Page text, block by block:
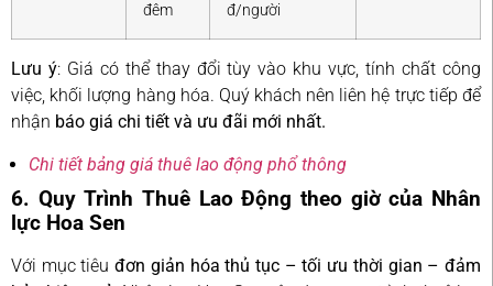
đêm
đ/người
Lưu ý: Giá có thể thay đổi tùy vào khu vực, tính chất công
việc, khối lượng hàng hóa. Quý khách nên liên hệ trực tiếp để
nhận báo giá chi tiết và ưu đãi mới nhất.
Chi tiết bảng giá thuê lao động phổ thông
6. Quy Trình Thuê Lao Động theo giờ của Nhân
lực Hoa Sen
Với mục tiêuđơn giản hóa thủ tục – tối ưu thời gian – đảm